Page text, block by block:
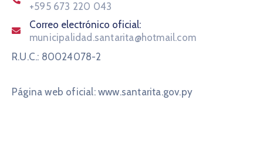
+595 673 220 043
Correo electrónico oficial:
municipalidad.santarita@hotmail.com
R.U.C.: 80024078-2
Página web oficial: www.santarita.gov.py